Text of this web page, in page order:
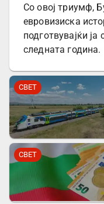
Со овој триумф,
евровизиска
подготвувајќи
следната година.
СВЕТ
СВЕТ